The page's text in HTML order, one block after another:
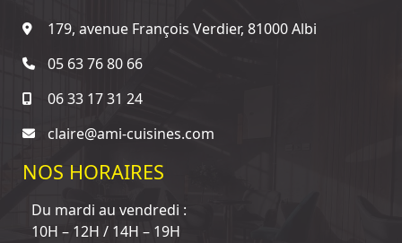
179, avenue François Verdier, 81000 Albi
05 63 76 80 66
06 33 17 31 24
claire@ami-cuisines.com
NOS HORAIRES
Du mardi au vendredi :
10H – 12H / 14H – 19H